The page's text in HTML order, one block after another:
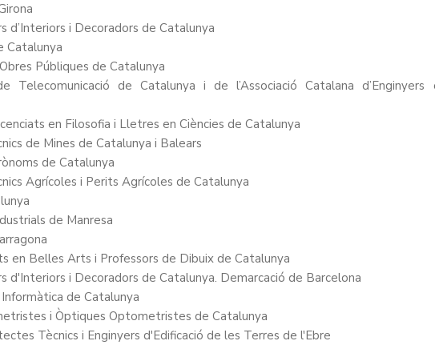
d’Interiors i Decoradors de Catalunya
Catalunya
Públiques de Catalunya
Telecomunicació de Catalunya i de l’Associació Catalana d’Enginyers
en Filosofia i Lletres en Ciències de Catalunya
de Mines de Catalunya i Balears
de Catalunya
Agrícoles i Perits Agrícoles de Catalunya
de Manresa
en Belles Arts i Professors de Dibuix de Catalunya
d'Interiors i Decoradors de Catalunya. Demarcació de Barcelona
de Catalunya
i Òptiques Optometristes de Catalunya
Tècnics i Enginyers d'Edificació de les Terres de l'Ebre